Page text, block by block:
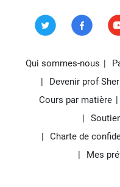
Qui sommes-nous
Devenir prof
Cours par matière
Charte de
Mes